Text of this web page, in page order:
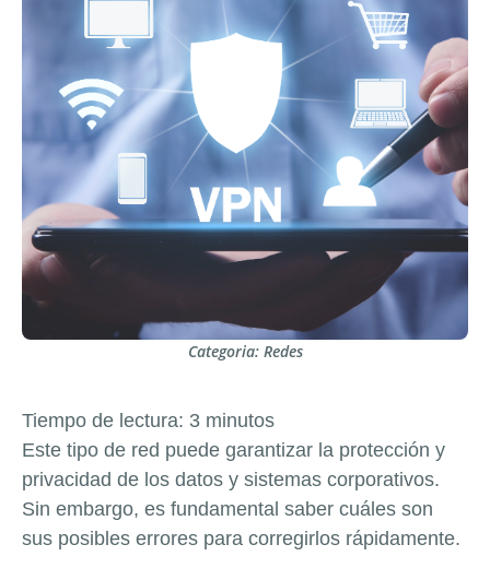
Categoria: Redes
Tiempo de lectura: 3 minutos
Este tipo de red puede garantizar la protección y
privacidad de los datos y sistemas corporativos.
Sin embargo, es fundamental saber cuáles son
sus posibles errores para corregirlos rápidamente.